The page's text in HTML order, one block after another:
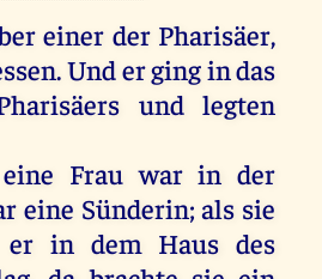
einer der Pharisäer,
.Undergingindas
und legten
eine Frau war in der
eine Sünderin;als sie
er in dem Haus des